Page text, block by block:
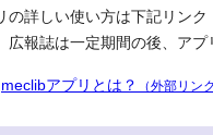
の詳しい使い方は下記リンク
広報誌は一定期間の後、アプ
meclibアプリとは？ （外部リン